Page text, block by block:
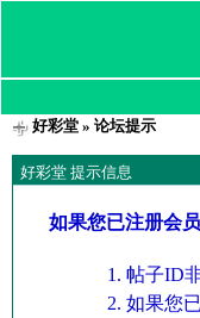
好彩堂» 论坛提示
好彩堂 提示信息
如果您已注册会
帖子ID
如果您